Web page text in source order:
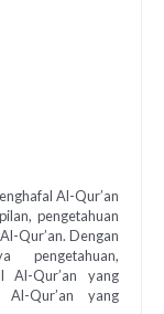
Al-Qur’an
pengetahuan
Qur’an. Dengan
pengetahuan,
Al-Qur’an yang
Qur’an yang